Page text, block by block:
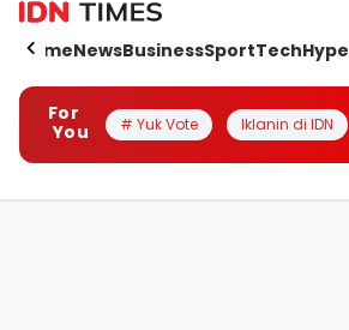
HomeNewsBusinessSportTechHype
For
You
# Yuk Vote Iklanin di IDN